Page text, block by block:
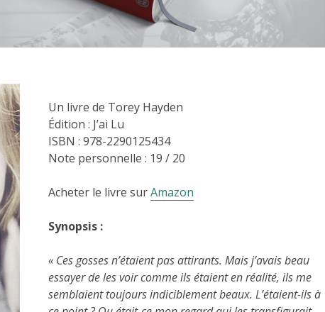
Un livre de Torey Hayden
Édition : J’ai Lu
ISBN : 978-2290125434
Note personnelle : 19 / 20
Acheter le livre surAmazon
Synopsis :
« Ces gosses n’étaient pas attirants. Mais j’avais beau
essayer de les voir comme ils étaient en réalité, ils me
semblaient toujours indiciblement beaux. L’étaient-ils à